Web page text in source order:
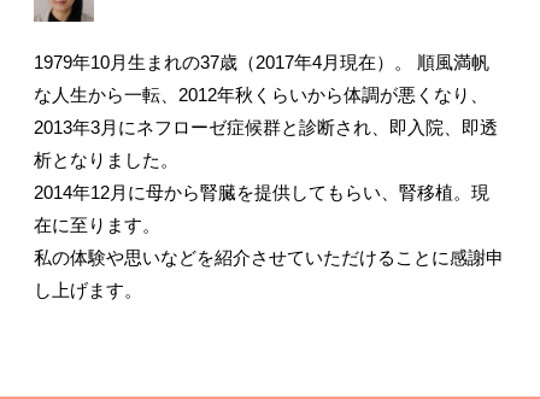
1979年10月生まれの37歳（2017年4月現在）。 順風満帆
な人生から一転、2012年秋くらいから体調が悪くなり、
2013年3月にネフローゼ症候群と診断され、即入院、即透
析となりました。
2014年12月に母から腎臓を提供してもらい、腎移植。現
在に至ります。
私の体験や思いなどを紹介させていただけることに感謝申
し上げます。